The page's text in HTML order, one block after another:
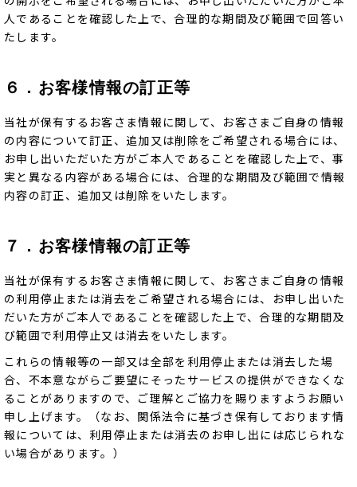
人であることを確認した上で、合理的な期間及び範囲で回答い
たします。
６．お客様情報の訂正等
当社が保有するお客さま情報に関して、お客さまご自身の情報
の内容について訂正、追加又は削除をご希望される場合には、
お申し出いただいた方がご本人であることを確認した上で、事
実と異なる内容がある場合には、合理的な期間及び範囲で情報
内容の訂正、追加又は削除をいたします。
７．お客様情報の訂正等
当社が保有するお客さま情報に関して、お客さまご自身の情報
の利用停止または消去をご希望される場合には、お申し出いた
だいた方がご本人であることを確認した上で、合理的な期間及
び範囲で利用停止又は消去をいたします。
これらの情報等の一部又は全部を利用停止または消去した場
合、不本意ながらご要望にそったサービスの提供ができなくな
ることがありますので、ご理解とご協力を賜りますようお願い
申し上げます。（なお、関係法令に基づき保有しております情
報については、利用停止または消去のお申し出には応じられな
い場合があります。）